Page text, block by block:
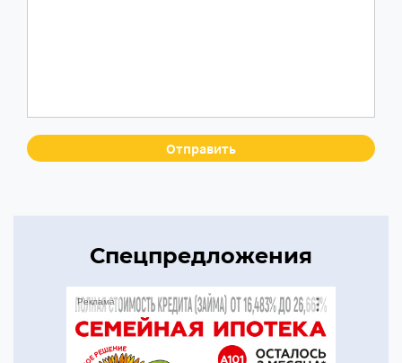
Спецпредложения
Реклама